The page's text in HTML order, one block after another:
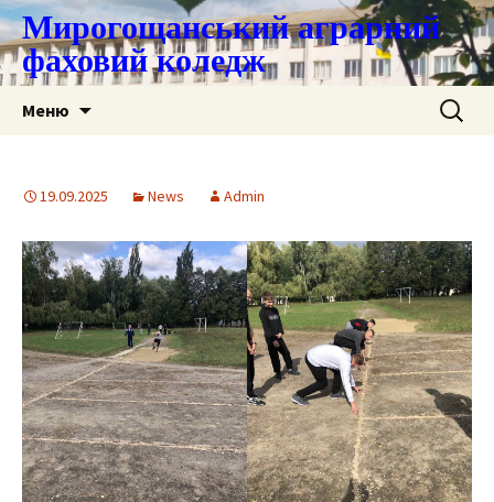
Мирогощанський аграрний
фаховий коледж
Меню Пошук:
19.09.2025 News Admin